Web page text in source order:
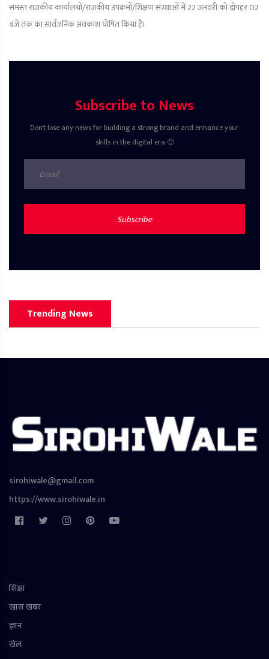
समस्त राजकीय कार्यालयों/राजकीय उपक्रमों/शिक्षण संस्थाओं में 22 जनवरी को दोपहर 02
बजे तक का सार्वजनिक अवकाश घोषित किया है।
Subscribe to News
Don't lose any news for building a strong brand and enhance your
skills in the digital era 🙂
Subscribe
Trending News
sirohiwale@gmail.com
https://www.sirohiwale.in
शिक्षा
खास खबर
ज्ञान
खेल